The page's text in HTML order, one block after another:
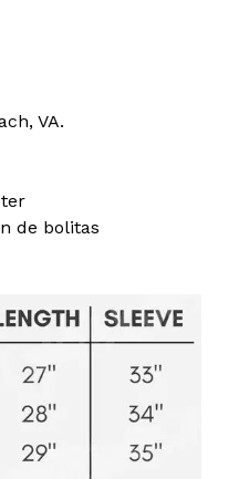
VA.
de bolitas